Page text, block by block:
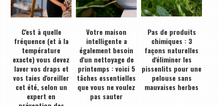
C'est à quelle
fréquence (et à la
température
exacte) vous devez
laver vos draps et
vos taies d'oreiller
cet été, selon un
expert en
Votre maison
intelligente a
également besoin
d'un nettoyage de
printemps : voici 5
tâches essentielles
que vous ne voulez
pas sauter
Pas de produits
chimiques : 3
façons naturelles
d'éliminer les
pissenlits pour une
pelouse sans
mauvaises herbes